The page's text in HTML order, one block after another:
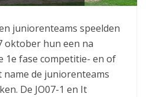
juniorenteams speelden
oktober hun een na
1e fase competitie- en of
de juniorenteams
De JO07-1 en It